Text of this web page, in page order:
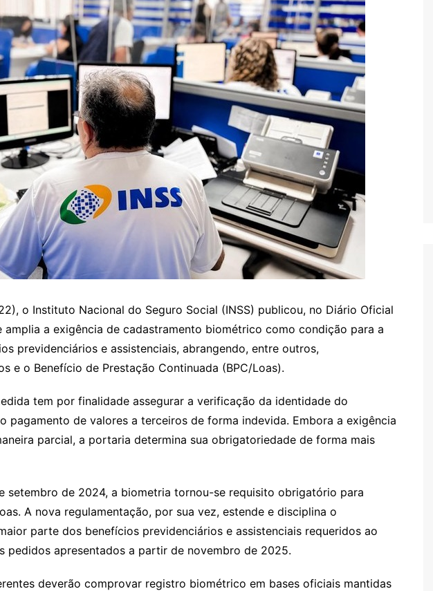
o Instituto Nacional do Seguro Social (INSS) publicou, no Diário Oficial
amplia a exigência de cadastramento biométrico como condição para a
previdenciários e assistenciais, abrangendo, entre outros,
e o Benefício de Prestação Continuada (BPC/Loas).
tem por finalidade assegurar a verificação da identidade do
pagamento de valores a terceiros de forma indevida. Embora a exigência
parcial, a portaria determina sua obrigatoriedade de forma mais
setembro de 2024, a biometria tornou-se requisito obrigatório para
A nova regulamentação, por sua vez, estende e disciplina o
parte dos benefícios previdenciários e assistenciais requeridos ao
pedidos apresentados a partir de novembro de 2025.
deverão comprovar registro biométrico em bases oficiais mantidas